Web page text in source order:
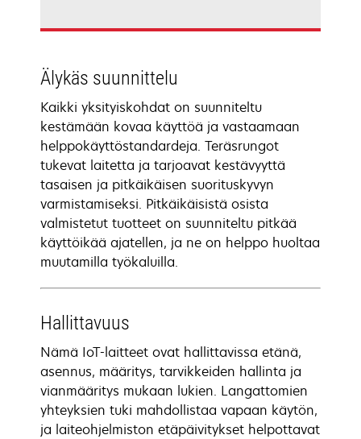
Älykäs suunnittelu
Kaikki yksityiskohdat on suunniteltu
kestämään kovaa käyttöä ja vastaamaan
helppokäyttöstandardeja. Teräsrungot
tukevat laitetta ja tarjoavat kestävyyttä
tasaisen ja pitkäikäisen suorituskyvyn
varmistamiseksi. Pitkäikäisistä osista
valmistetut tuotteet on suunniteltu pitkää
käyttöikää ajatellen, ja ne on helppo huoltaa
muutamilla työkaluilla.
Hallittavuus
Nämä IoT-laitteet ovat hallittavissa etänä,
asennus, määritys, tarvikkeiden hallinta ja
vianmääritys mukaan lukien. Langattomien
yhteyksien tuki mahdollistaa vapaan käytön,
ja laiteohjelmiston etäpäivitykset helpottavat